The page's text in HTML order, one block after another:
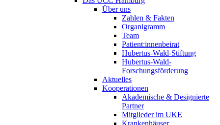
Über uns
Zahlen & Fakten
Organigramm
Team
Patient:innenbeirat
Hubertus-Wald-Stiftung
Hubertus-Wald-
Forschungsförderung
Aktuelles
Kooperationen
Akademische & Designierte
Partner
Mitglieder im UKE
Krankenhäuser